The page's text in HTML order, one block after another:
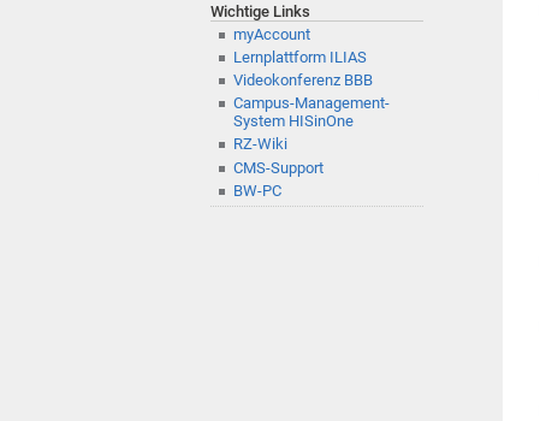
Wichtige Links
myAccount
Lernplattform ILIAS
Videokonferenz BBB
Campus-Management-
System HISinOne
RZ-Wiki
CMS-Support
BW-PC